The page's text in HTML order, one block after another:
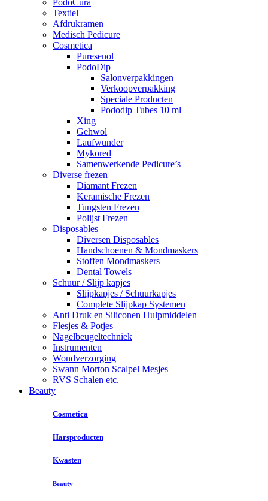
PodoCura
Textiel
Afdrukramen
Medisch Pedicure
Cosmetica
Puresenol
PodoDip
Salonverpakkingen
Verkoopverpakking
Speciale Producten
Pododip Tubes 10 ml
Xing
Gehwol
Laufwunder
Mykored
Samenwerkende Pedicure’s
Diverse frezen
Diamant Frezen
Keramische Frezen
Tungsten Frezen
Polijst Frezen
Disposables
Diversen Disposables
Handschoenen & Mondmaskers
Stoffen Mondmaskers
Dental Towels
Schuur / Slijp kapjes
Slijpkapjes / Schuurkapjes
Complete Slijpkap Systemen
Anti Druk en Siliconen Hulpmiddelen
Flesjes & Potjes
Nagelbeugeltechniek
Instrumenten
Wondverzorging
Swann Morton Scalpel Mesjes
RVS Schalen etc.
Beauty
Cosmetica
Harsproducten
Kwasten
Beauty